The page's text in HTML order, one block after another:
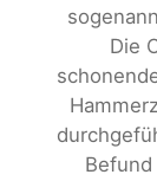
Die